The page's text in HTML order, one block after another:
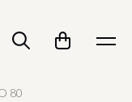
80